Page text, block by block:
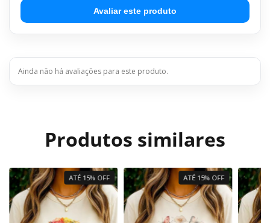
Avaliar este produto
Ainda não há avaliações para este produto.
Produtos similares
ATÉ 15% OFF ATÉ 15% OFF